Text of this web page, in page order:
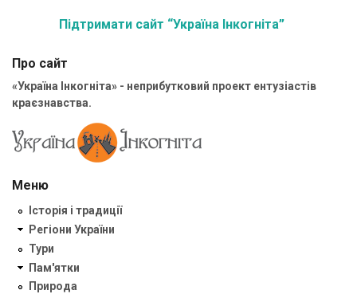
Підтримати сайт “Україна Інкогніта”
Про сайт
«Україна Інкогніта» - неприбутковий проект ентузіастів
краєзнавства.
Меню
Історія і традиції
Регіони України
Тури
Пам'ятки
Природа